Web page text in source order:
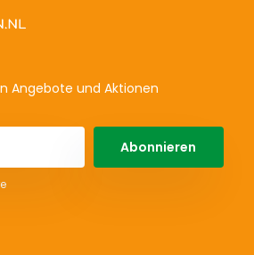
Angebote und Aktionen
Abonnieren